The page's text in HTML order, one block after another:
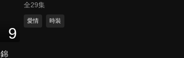
9
全29集
愛情 時裝